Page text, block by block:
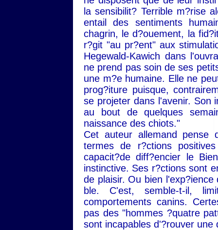
la sensibilit? Terrible m?rise
entail des sentiments
chagrin, le d?ouement, la
r?git "au pr?ent" aux
Hegewald-Kawich dans
ne prend pas soin de ses
une m?e humaine. Elle ne
prog?iture puisque,
se projeter dans l'avenir. Son
au bout de quelques
naissance des chiots."
Cet auteur allemand pense
termes de r?ctions
capacit?de diff?encier le
instinctive. Ses r?ctions sont
de plaisir. Ou bien
ble. C'est, semble-t-il,
comportements canins.
pas des "hommes ?quatre
sont incapables d'?rouver une